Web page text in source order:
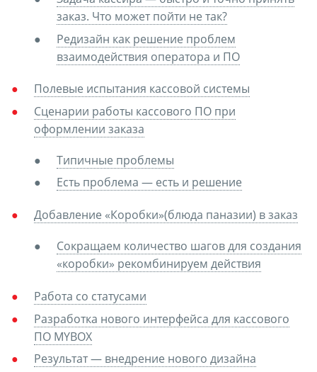
заказ. Что может пойти не так?
Редизайн как решение проблем
взаимодействия оператора и ПО
Полевые испытания кассовой системы
Сценарии работы кассового ПО при
оформлении заказа
Типичные проблемы
Есть проблема — есть и решение
Добавление «Коробки»(блюда паназии) в заказ
Сокращаем количество шагов для создания
«коробки» рекомбинируем действия
Работа со статусами
Разработка нового интерфейса для кассового
ПО MYBOX
Результат — внедрение нового дизайна